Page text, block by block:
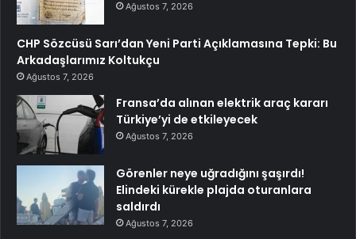
Ağustos 7, 2026
CHP Sözcüsü Sarı’dan Yeni Parti Açıklamasına Tepki: Bu
Arkadaşlarımız Koltukçu
Ağustos 7, 2026
Fransa’da alınan elektrik araç kararı
Türkiye’yi de etkileyecek
Ağustos 7, 2026
Görenler neye uğradığını şaşırdı!
Elindeki kürekle plajda oturanlara
saldırdı
Ağustos 7, 2026